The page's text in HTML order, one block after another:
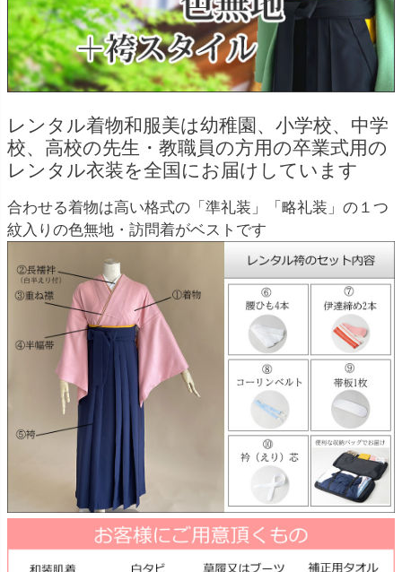
レンタル着物和服美は幼稚園、小学校、中学
校、高校の先生・教職員の方用の卒業式用の
レンタル衣装を全国にお届けしています
合わせる着物は高い格式の「準礼装」「略礼装」の１つ
紋入りの色無地・訪問着がベストです